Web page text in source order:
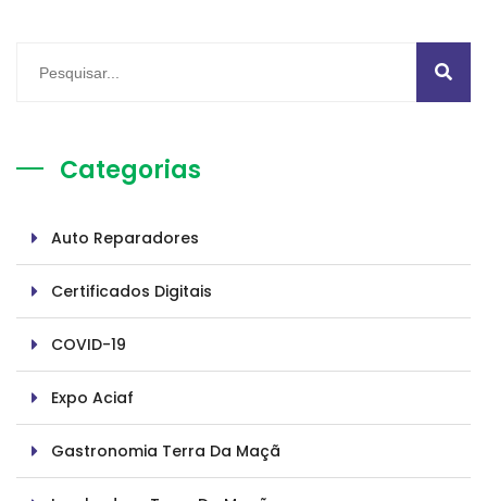
Categorias
Auto Reparadores
Certificados Digitais
COVID-19
Expo Aciaf
Gastronomia Terra Da Maçã